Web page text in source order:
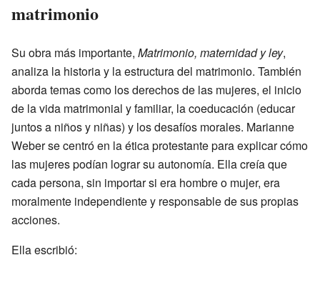
matrimonio
Su obra más importante, Matrimonio, maternidad y ley,
analiza la historia y la estructura del matrimonio. También
aborda temas como los derechos de las mujeres, el inicio
de la vida matrimonial y familiar, la coeducación (educar
juntos a niños y niñas) y los desafíos morales. Marianne
Weber se centró en la ética protestante para explicar cómo
las mujeres podían lograr su autonomía. Ella creía que
cada persona, sin importar si era hombre o mujer, era
moralmente independiente y responsable de sus propias
acciones.
Ella escribió: